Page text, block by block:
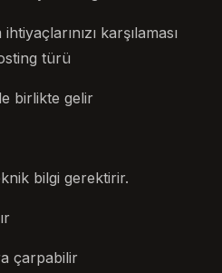
karşılaması
türü
birlikte gelir
bilgi gerektirir.
çarpabilir